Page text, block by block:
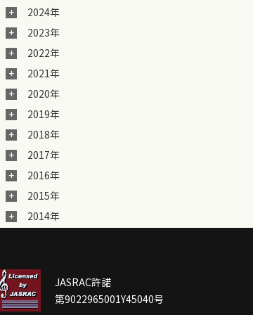
2024年
2023年
2022年
2021年
2020年
2019年
2018年
2017年
2016年
2015年
2014年
JASRAC許諾
第9022965001Y45040号